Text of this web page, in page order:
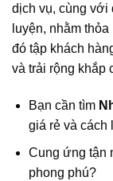
dịch vụ, cùng với
luyện, nhằm
đó tập khách
và trải rộng khắp
Bạn cần tìm
giá rẻ và cách
Cung ứng tận
phong phú?